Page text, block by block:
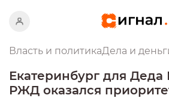
Власть и политикаДела и
Екатеринбург для Деда
РЖД оказался